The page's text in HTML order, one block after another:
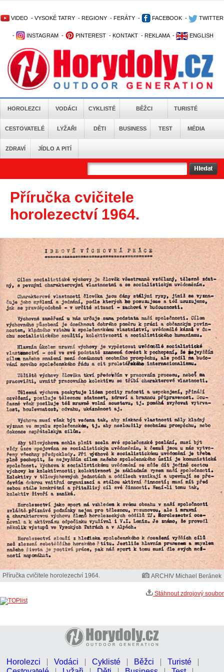
VIDEO - VYSOKÉ TATRY - REGIONY - FERÁTY - FACEBOOK - TWITTER
- INSTAGRAM - PINTEREST - KONTAKT - REKLAMA - ENGLISH
HOROLEZCI VODÁCI CYKLISTÉ BĚŽCI TURISTÉ
CESTOVATELÉ LYŽAŘI DĚTI BUSINESS TEST MÉDIA
ZDRAVÍ JÍDLO A PITÍ
Příručka cvičitele
horolezectví 1964.
Příručka cvičitele horolezectví 1964. ARCHIV Michael Beránek
Stáhnout zdrojový soubor
Horolezci Vodáci Cyklisté Běžci
Turisté